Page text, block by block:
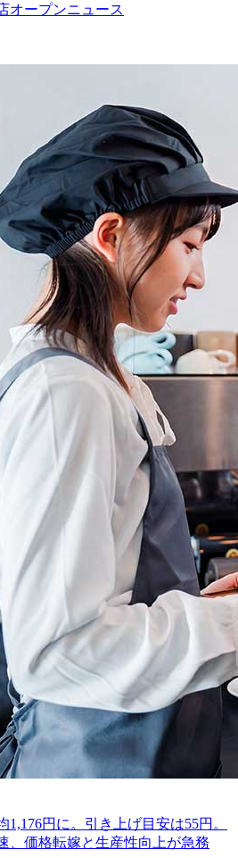
オープンニュース
円に。引き上げ目安は55円。
、価格転嫁と生産性向上が急務